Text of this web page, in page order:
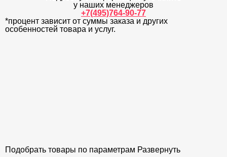
НЕДОРОГОЙ МЕТАЛЛОПРОКАТ
у наших менеджеров
+7(495)764-90-77
*процент зависит от суммы заказа и других
особенностей товара и услуг.
Подобрать товары по параметрам Развернуть